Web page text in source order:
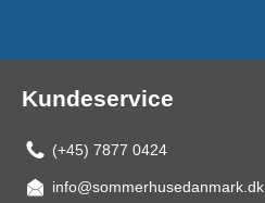
Kundeservice
(+45) 7877 0424
info@sommerhusedanmark.dk